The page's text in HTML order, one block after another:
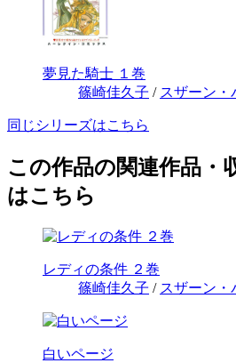
夢見た騎士 １巻
篠崎佳久子 / スザーン・
同じシリーズはこちら
この作品の関連作品・
はこちら
レディの条件 ２巻
篠崎佳久子 / スザーン・
白いページ